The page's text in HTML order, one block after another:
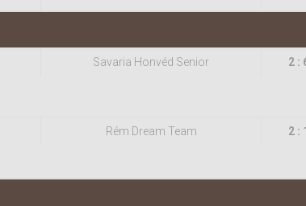
Savaria Honvéd Senior 2 :
Rém Dream Team 2 : 1